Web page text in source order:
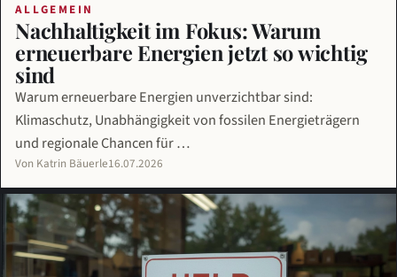
ALLGEMEIN
Nachhaltigkeit im Fokus: Warum
erneuerbare Energien jetzt so wichtig
sind
Warum erneuerbare Energien unverzichtbar sind:
Klimaschutz, Unabhängigkeit von fossilen Energieträgern
und regionale Chancen für …
Von Katrin Bäuerle16.07.2026